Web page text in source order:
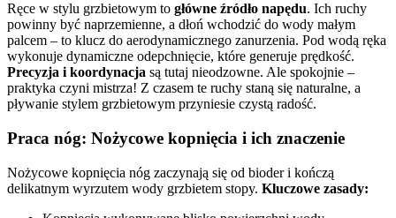
Ręce w stylu grzbietowym to główne źródło napędu. Ich ruchy
powinny być naprzemienne, a dłoń wchodzić do wody małym
palcem – to klucz do aerodynamicznego zanurzenia. Pod wodą ręka
wykonuje dynamiczne odepchnięcie, które generuje prędkość.
Precyzja i koordynacja są tutaj nieodzowne. Ale spokojnie –
praktyka czyni mistrza! Z czasem te ruchy staną się naturalne, a
pływanie stylem grzbietowym przyniesie czystą radość.
Praca nóg: Nożycowe kopnięcia i ich znaczenie
Nożycowe kopnięcia nóg zaczynają się od bioder i kończą
delikatnym wyrzutem wody grzbietem stopy. Kluczowe zasady: